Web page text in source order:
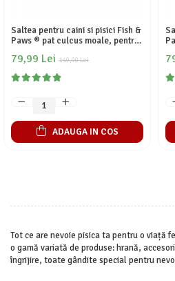
Saltea pentru caini si pisici Fish &
Paws ® pat culcus moale, pentru
antiderapanta, model cu stelute,
dimensiuni 61x46cm, Roz
149,00 Lei
79,99 Lei
ADAUGA IN COS
Tot ce are nevoie pisica ta pentru o viață
o gamă variată de produse: hrană,
îngrijire, toate gândite special pentru